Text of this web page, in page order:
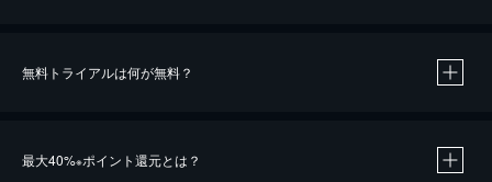
無料トライアルは何が無料？
最大40%※ポイント還元とは？